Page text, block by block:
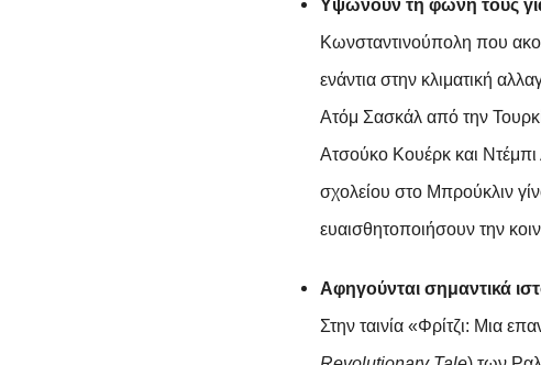
Υψώνουν τη φωνή τους
Κωνσταντινούπολη που
ενάντια στην κλιματική
Aτόμ Σασκάλ από την
Ατσούκο Κουέρκ και
σχολείου στο Μπρούκλιν
ευαισθητοποιήσουν την
Αφηγούνται σημαντικά
Στην ταινία «Φρίτζι: Μια